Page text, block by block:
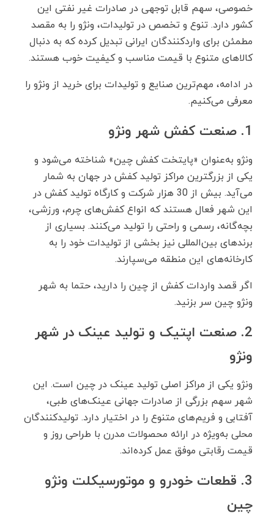
خصوصی، سهم قابل ‌توجهی در صادرات غیر نفتی این
کشور دارد. تنوع و تخصص در تولیدات، ونژو را به مقصد
مطمئن برای واردکنندگان ایرانی تبدیل کرده که به ‌دنبال
کالاهای متنوع با قیمت مناسب و کیفیت خوب هستند.
در ادامه، مهم‌ترین صنایع و تولیدات برای خرید از ونژو را
معرفی می‌کنیم.
1. صنعت کفش شهر ونژو
ونژو به‌عنوان «پایتخت کفش چین» شناخته می‌شود و
یکی از بزرگترین مراکز تولید کفش در جهان به ‌شمار
می‌آید. بیش از 30 هزار شرکت و کارگاه تولید کفش در
این شهر فعال هستند که انواع کفش‌های چرم، ورزشی،
بچه‌گانه، رسمی و راحتی را تولید می‌کنند. بسیاری از
برندهای بین‌المللی نیز بخشی از تولیدات خود را به
کارخانه‌های این منطقه می‌سپارند.
اگر قصد واردات کفش از چین را دارید، حتما به شهر
ونژو چین سر بزنید.
2. صنعت اپتیک و تولید عینک در شهر
ونژو
ونژو یکی از مراکز اصلی تولید عینک در چین است. این
شهر سهم بزرگی از صادرات جهانی عینک‌های طبی،
آفتابی و فریم‌های متنوع را در اختیار دارد. تولیدکنندگان
محلی به‌ویژه در ارائه محصولات مدرن با طراحی روز و
قیمت رقابتی موفق عمل کرده‌اند.
3. قطعات خودرو و موتورسیکلت ونژو
چین